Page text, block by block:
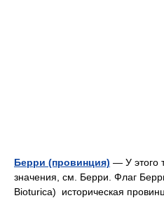
Берри (провинция) — У этого
значения, см. Берри. Флаг
Bioturica) историческая